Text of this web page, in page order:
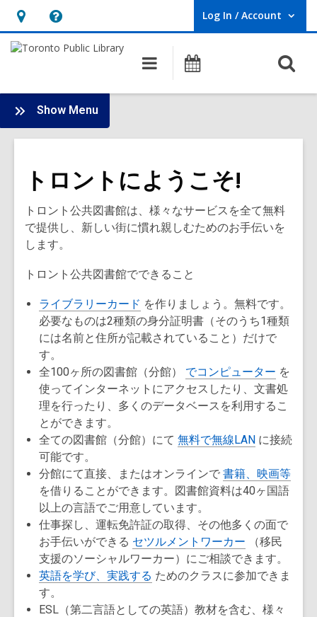
Hours
&
opens
an
overlay
Help,
opens
overlay
Log In / Account
User Log In / Account.
Main
navigation
Programs
Show Menu
New
to
トロントにようこそ!
トロント公共図書館は、様々なサービスを全て無料
で提供し、新しい街に慣れ親しむためのお手伝いを
します。
トロント公共図書館でできること
ライブラリーカード を作りましょう。無料です。
必要なものは2種類の身分証明書（そのうち1種類
には名前と住所が記載されていること）だけで
す。
全100ヶ所の図書館（分館） でコンピューター を
使ってインターネットにアクセスしたり、文書処
理を行ったり、多くのデータベースを利用するこ
とができます。
全ての図書館（分館）にて 無料で無線LAN に接続
可能です。
分館にて直接、またはオンラインで 書籍、映画等
を借りることができます。図書館資料は40ヶ国語
以上の言語でご用意しています。
仕事探し、運転免許証の取得、その他多くの面で
お手伝いができる セツルメントワーカー （移民
支援のソーシャルワーカー）にご相談できます。
英語を学び、実践する ためのクラスに参加できま
す。
ESL（第二言語としての英語）教材を含む、様々